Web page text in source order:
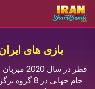
بازی های ایران
قطر در
جام جهانی